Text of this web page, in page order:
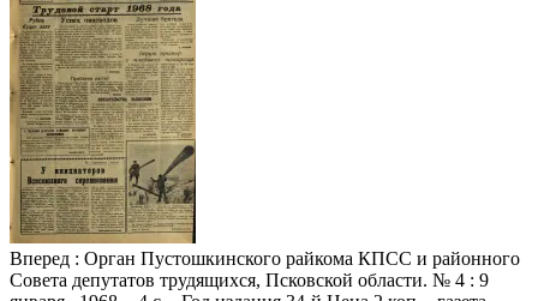
Вперед : Орган Пустошкинского райкома КПСС и районного
Совета депутатов трудящихся, Псковской области. № 4 : 9